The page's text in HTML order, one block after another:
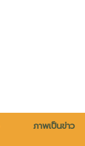
ภาพเป็นข่าว